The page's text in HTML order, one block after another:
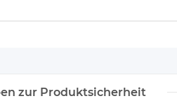
zur Produktsicherheit